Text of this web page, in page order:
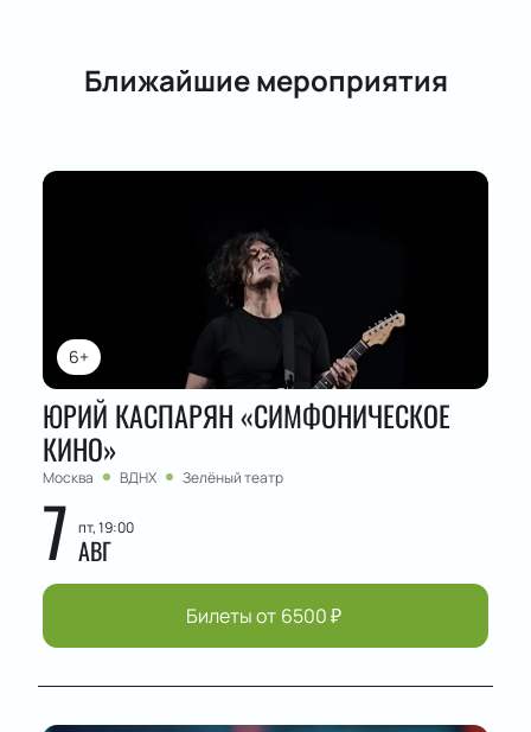
Ближайшие мероприятия
6+
ЮРИЙ КАСПАРЯН «СИМФОНИЧЕСКОЕ
КИНО»
Москва ВДНХ Зелёный театр
7 пт, 19:00
АВГ
Билеты от 6500₽